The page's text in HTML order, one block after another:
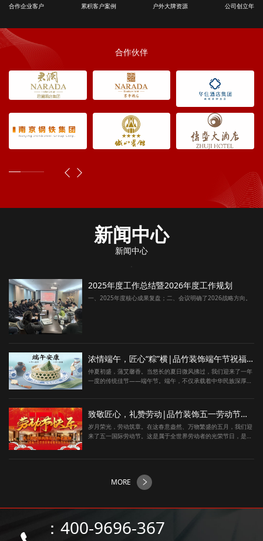
合作企业客户
累积客户案例
户外大牌资源
公司创立年
合作伙伴
新闻中心
新闻中心
2025年度工作总结暨2026年度工作规划
一、2025年度核心成果复盘；二、会议明确了2026战略方向。
浓情端午，匠心“粽”横|品竹装饰端午节祝福与放假通知
仲夏初盛，蒲艾馨香。当悠长的夏日微风拂过，我们迎来了一年
一度的传统佳节——端午节。端午，不仅承载着中华民族深厚的
致敬匠心，礼赞劳动|品竹装饰五一劳动节祝福与放假通知
岁月荣光，劳动筑章。在这春意盎然、万物繁盛的五月，我们迎
来了五一国际劳动节。这是属于全世界劳动者的光荣节日，是镌
MORE
：400-9696-367